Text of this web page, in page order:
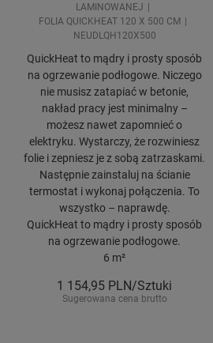
LAMINOWANEJ
FOLIA QUICKHEAT 120 X 500 CM
NEUDLQH120X500
QuickHeat to mądry i prosty sposób
na ogrzewanie podłogowe. Niczego
nie musisz zatapiać w betonie,
nakład pracy jest minimalny –
możesz nawet zapomnieć o
elektryku. Wystarczy, że rozwiniesz
folie i zepniesz je z sobą zatrzaskami.
Następnie zainstaluj na ścianie
termostat i wykonaj połączenia. To
wszystko – naprawdę.
QuickHeat to mądry i prosty sposób
na ogrzewanie podłogowe.
6 m²
1 154,95 PLN/Sztuki
Sugerowana cena brutto